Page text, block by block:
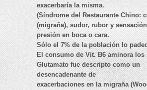
exacerbaría la misma.
(Síndrome del Restaurante Chino:
(migraña), sudor, rubor y
presión en boca o cara.
Sólo el 7% de la población lo
El consumo de Vit. B6 aminora los
Glutamato fue descripto como un
desencadenante de
exacerbaciones en la migraña